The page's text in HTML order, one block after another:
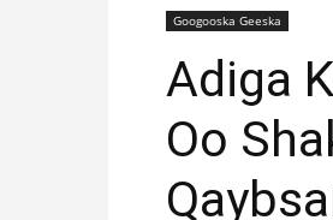
Googooska Geeska
Adiga
Oo